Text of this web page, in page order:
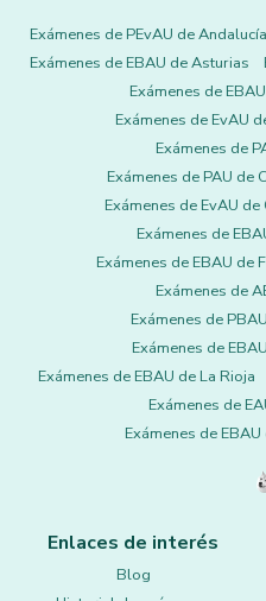
Exámenes de PEvAU de Andalucía
Exámenes de EBAU de Asturias
Exámenes de
Exámenes de EvAU
Exámenes de
Exámenes de PAU de
Exámenes de EvAU
Exámenes de
Exámenes de EBAU de
Exámenes de
Exámenes de
Exámenes de
Exámenes de EBAU de La Rioja
Exámenes de
Exámenes de
Enlaces de interés
Blog